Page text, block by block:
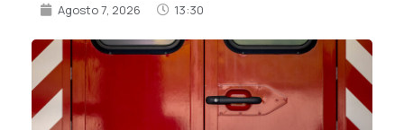
Agosto 7, 2026 13:30